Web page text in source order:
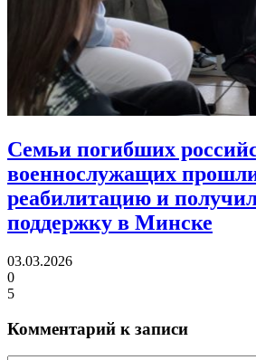
Семьи погибших
военнослужащих
реабилитацию и
поддержку в Минске
03.03.2026
0
5
Комментарий к записи